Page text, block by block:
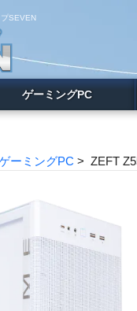
SEVEN
ゲーミングPC
ーミングPC > ZEFT